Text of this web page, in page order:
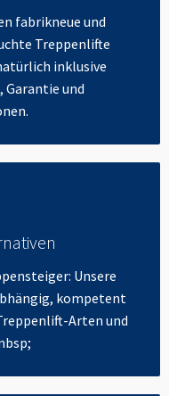
fabrikneue und
Treppenlifte
inklusive
und
Unsere
kompetent
Arten und